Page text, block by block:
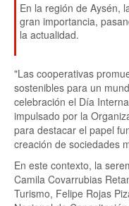
En la región de Aysén,
gran importancia,
la actualidad.
"Las cooperativas
sostenibles para un
celebración el Día
impulsado por la
para destacar el papel
creación de sociedades
En este contexto, la
Camila Covarrubias
Turismo, Felipe Rojas